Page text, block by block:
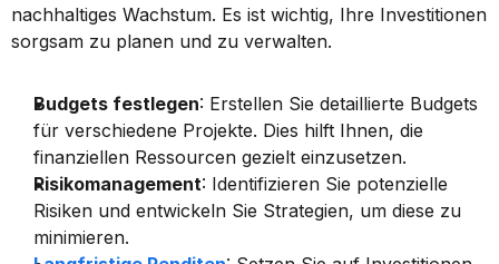
nachhaltiges Wachstum. Es ist wichtig, Ihre Investitionen
sorgsam zu planen und zu verwalten.
Budgets festlegen: Erstellen Sie detaillierte Budgets
für verschiedene Projekte. Dies hilft Ihnen, die
finanziellen Ressourcen gezielt einzusetzen.
Risikomanagement: Identifizieren Sie potenzielle
Risiken und entwickeln Sie Strategien, um diese zu
minimieren.